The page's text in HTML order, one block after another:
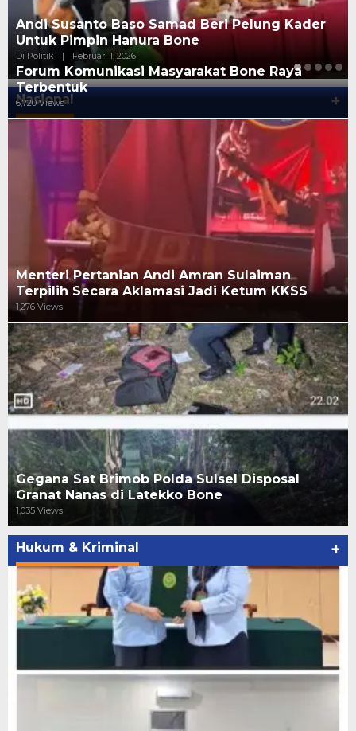
Golkar Bone Bahas Etika dan Budaya Politik
Lokal Dalam Bingkai Demokrasi
Di Politik | Desember 16, 2025
Nasional +
Forum Komunikasi Masyarakat Bone Raya
Terbentuk
6,720 Views
Menteri Pertanian Andi Amran Sulaiman
Terpilih Secara Aklamasi Jadi Ketum KKSS
1,276 Views
Gegana Sat Brimob Polda Sulsel Disposal
Granat Nanas di Latekko Bone
1,035 Views
Hukum & Kriminal +